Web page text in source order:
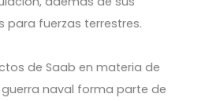
fuerzas terrestres.
de Saab en materia de
naval forma parte de